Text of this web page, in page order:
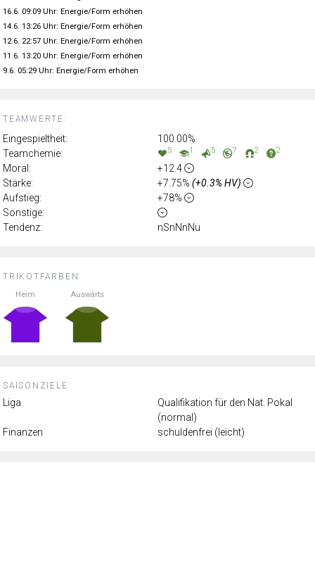
TRIKOTFARBEN:
Heim Auswärts
SAISONZIELE:
Liga
Qualifikation für den Nat. Pokal
(normal)
Finanzen
schuldenfrei (leicht)
TEAMWERTE:
Eingespieltheit:
100.00%
Teamchemie:
5 1 5 7 2 2
Moral:
+12.4
Stärke:
+7.75% (+0.3% HV)
Aufstieg:
+78%
Sonstige:
Tendenz:
nSnNnNu
16.6. 09:09 Uhr: Energie/Form erhöhen
14.6. 13:26 Uhr: Energie/Form erhöhen
12.6. 22:57 Uhr: Energie/Form erhöhen
11.6. 13:20 Uhr: Energie/Form erhöhen
9.6. 05:29 Uhr: Energie/Form erhöhen